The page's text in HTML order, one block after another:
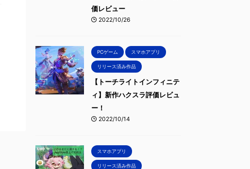
価レビュー
2022/10/26
PCゲーム スマホアプリ
リリース済み作品
【トーチライトインフィニテ
ィ】新作ハクスラ評価レビュ
ー！
2022/10/14
スマホアプリ
リリース済み作品